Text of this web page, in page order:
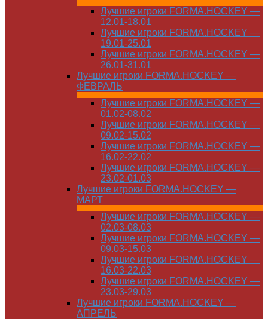
Лучшие игроки FORMA.HOCKEY —
12.01-18.01
Лучшие игроки FORMA.HOCKEY —
19.01-25.01
Лучшие игроки FORMA.HOCKEY —
26.01-31.01
Лучшие игроки FORMA.HOCKEY —
ФЕВРАЛЬ
Лучшие игроки FORMA.HOCKEY —
01.02-08.02
Лучшие игроки FORMA.HOCKEY —
09.02-15.02
Лучшие игроки FORMA.HOCKEY —
16.02-22.02
Лучшие игроки FORMA.HOCKEY —
23.02-01.03
Лучшие игроки FORMA.HOCKEY —
МАРТ
Лучшие игроки FORMA.HOCKEY —
02.03-08.03
Лучшие игроки FORMA.HOCKEY —
09.03-15.03
Лучшие игроки FORMA.HOCKEY —
16.03-22.03
Лучшие игроки FORMA.HOCKEY —
23.03-29.03
Лучшие игроки FORMA.HOCKEY —
АПРЕЛЬ